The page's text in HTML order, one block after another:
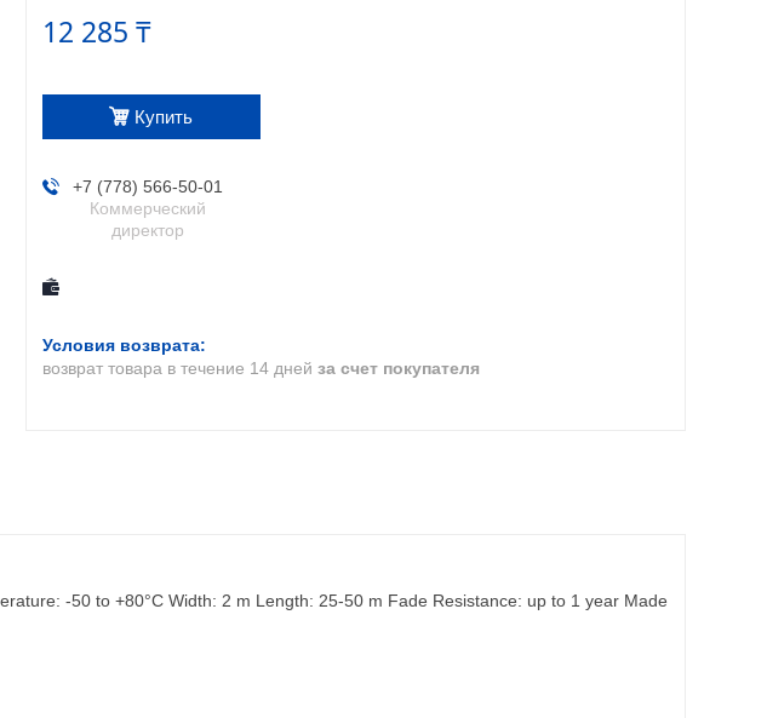
12 285 ₸
Купить
+7 (778) 566-50-01
Коммерческий
директор
возврат товара в течение 14 дней за счет покупателя
-50 to +80°C Width: 2 m Length: 25-50 m Fade Resistance: up to 1 year Made